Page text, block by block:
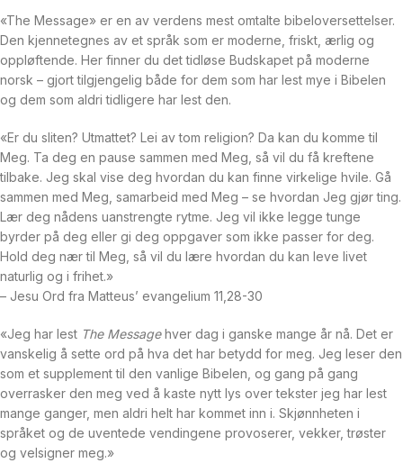
«The Message» er en av verdens mest omtalte bibeloversettelser.
Den kjennetegnes av et språk som er moderne, friskt, ærlig og
oppløftende. Her finner du det tidløse Budskapet på moderne
norsk – gjort tilgjengelig både for dem som har lest mye i Bibelen
og dem som aldri tidligere har lest den.
«Er du sliten? Utmattet? Lei av tom religion? Da kan du komme til
Meg. Ta deg en pause sammen med Meg, så vil du få kreftene
tilbake. Jeg skal vise deg hvordan du kan finne virkelige hvile. Gå
sammen med Meg, samarbeid med Meg – se hvordan Jeg gjør ting.
Lær deg nådens uanstrengte rytme. Jeg vil ikke legge tunge
byrder på deg eller gi deg oppgaver som ikke passer for deg.
Hold deg nær til Meg, så vil du lære hvordan du kan leve livet
naturlig og i frihet.»
– Jesu Ord fra Matteus’ evangelium 11,28-30
«Jeg har lest The Messagehver dag i ganske mange år nå. Det er
vanskelig å sette ord på hva det har betydd for meg. Jeg leser den
som et supplement til den vanlige Bibelen, og gang på gang
overrasker den meg ved å kaste nytt lys over tekster jeg har lest
mange ganger, men aldri helt har kommet inn i. Skjønnheten i
språket og de uventede vendingene provoserer, vekker, trøster
og velsigner meg.»